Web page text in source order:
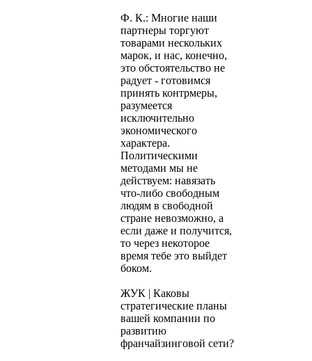
Ф. К.: Многие наши
партнеры торгуют
товарами нескольких
марок, и нас, конечно,
это обстоятельство не
радует - готовимся
принять контрмеры,
разумеется
исключительно
экономического
характера.
Политическими
методами мы не
действуем: навязать
что-либо свободным
людям в свободной
стране невозможно, а
если даже и получится,
то через некоторое
время тебе это выйдет
боком.
ЖУК | Каковы
стратегические планы
вашей компании по
развитию
франчайзинговой сети?